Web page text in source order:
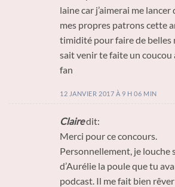
laine car j’aimerai me
mes propres patrons cette
timidité pour faire de belles
sait venir te faite un coucou
fan
12 JANVIER 2017 À 9 H 06 MIN
Clairedit:
Merci pour ce concours.
Personnellement, je louche
d’Aurélie la poule que tu
podcast. Il me fait bien